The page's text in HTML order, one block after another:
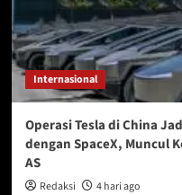
Internasional
Operasi Tesla di China
dengan SpaceX, Muncul
AS
Redaksi 4 hari ago